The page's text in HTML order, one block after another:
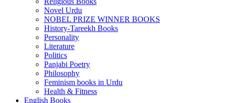
Novel Urdu
NOBEL PRIZE WINNER BOOKS
History-Tareekh Books
Personality
Literature
Politics
Panjabi Poetry
Philosophy
Feminism books in Urdu
Health & Fitness
English Books